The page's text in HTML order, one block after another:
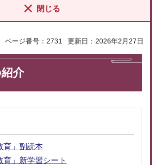
閉じる
ページ番号：2731 更新日：2026年2月27日
介
育」副読本
育」新学習シート